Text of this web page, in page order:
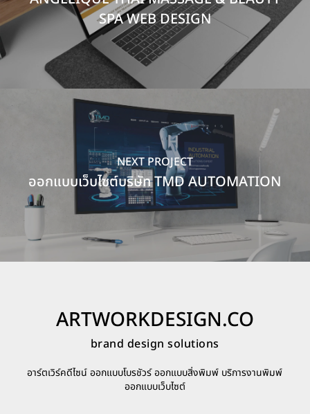
SPA WEB DESIGN
NEXT PROJECT
ออกแบบเว็บไซต์บริษัท TMD AUTOMATION
ARTWORKDESIGN.CO
brand design solutions
อาร์ตเวิร์คดีไซน์ ออกแบบโบรชัวร์ ออกแบบสิ่งพิมพ์ บริการงานพิมพ์
ออกแบบเว็บไซต์